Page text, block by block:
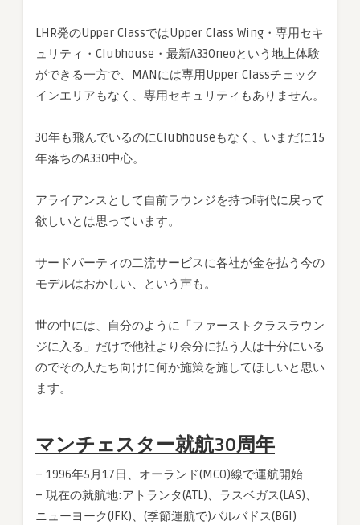
LHR発のUpper ClassではUpper Class Wing・専用セキ
ュリティ・Clubhouse・最新A330neoという地上体験
ができる一方で、MANには専用Upper Classチェック
インエリアもなく、専用セキュリティもありません。
30年も飛んでいるのにClubhouseもなく、いまだに15
年落ちのA330中心。
アライアンスとして自前ラウンジを持つ時代に戻って
欲しいとは思っています。
サードパーティの二流サービスに各社が金を払う今の
モデルはおかしい、という声も。
世の中には、自分のように「ファーストクラスラウン
ジに入る」だけで他社より余分に払う人は十分にいる
のでその人たち向けに何か施策を施してほしいと思い
ます。
マンチェスター就航30周年
– 1996年5月17日、オーランド(MCO)線で運航開始
– 現在の就航地:アトランタ(ATL)、ラスベガス(LAS)、
ニューヨーク(JFK)、(季節運航で)バルバドス(BGI)